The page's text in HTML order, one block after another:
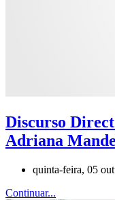
Discurso
Adriana
quinta-feira, 05
Continuar...